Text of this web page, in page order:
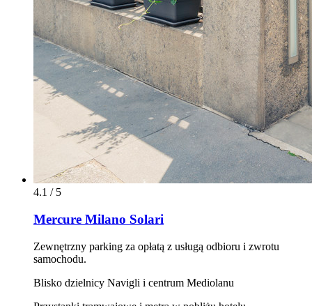
4.1 / 5
Mercure Milano Solari
Zewnętrzny parking za opłatą z usługą odbioru i zwrotu
samochodu.
Blisko dzielnicy Navigli i centrum Mediolanu